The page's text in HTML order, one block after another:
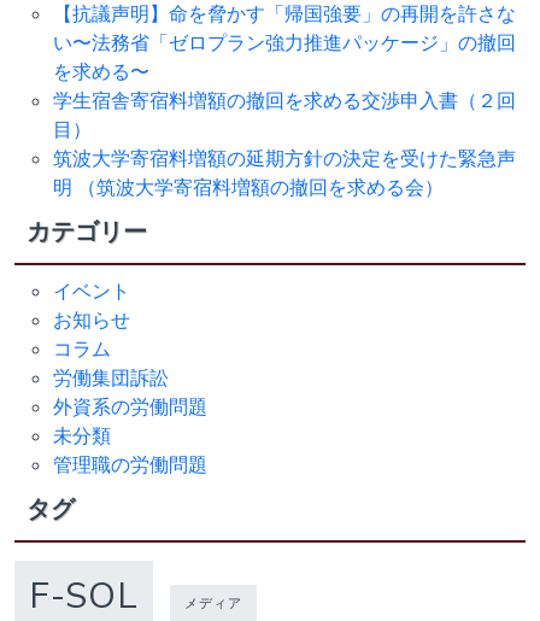
【抗議声明】命を脅かす「帰国強要」の再開を許さな
い〜法務省「ゼロプラン強力推進パッケージ」の撤回
を求める〜
学生宿舎寄宿料増額の撤回を求める交渉申入書（２回
目）
筑波大学寄宿料増額の延期方針の決定を受けた緊急声
明 （筑波大学寄宿料増額の撤回を求める会）
カテゴリー
イベント
お知らせ
コラム
労働集団訴訟
外資系の労働問題
未分類
管理職の労働問題
タグ
F-SOL メディア